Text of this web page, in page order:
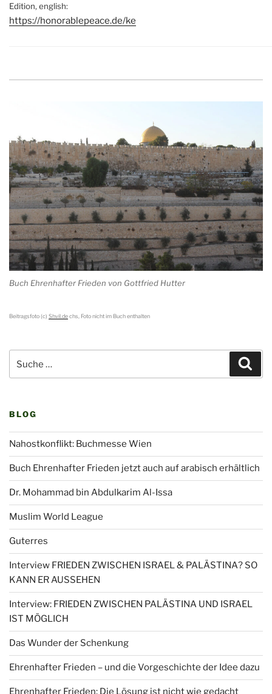
Edition, english:
https://honorablepeace.de/ke
Buch Ehrenhafter Frieden von Gottfried Hutter
Beitragsfoto (c) Shvil.dechs, Foto nicht im Buch enthalten
nach:
BLOG
Nahostkonflikt: Buchmesse Wien
Buch Ehrenhafter Frieden jetzt auch auf arabisch erhältlich
Dr. Mohammad bin Abdulkarim Al-Issa
Muslim World League
Guterres
Interview FRIEDEN ZWISCHEN ISRAEL & PALÄSTINA? SO
KANN ER AUSSEHEN
Interview: FRIEDEN ZWISCHEN PALÄSTINA UND ISRAEL
IST MÖGLICH
Das Wunder der Schenkung
Ehrenhafter Frieden – und die Vorgeschichte der Idee dazu